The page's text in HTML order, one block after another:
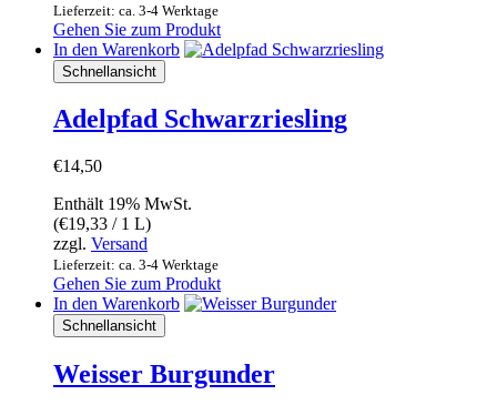
Lieferzeit: ca. 3-4 Werktage
Gehen Sie zum Produkt
In den Warenkorb
Schnellansicht
Adelpfad Schwarzriesling
€14,50
Enthält 19% MwSt.
(€19,33 / 1 L)
zzgl. Versand
Lieferzeit: ca. 3-4 Werktage
Gehen Sie zum Produkt
In den Warenkorb
Schnellansicht
Weisser Burgunder